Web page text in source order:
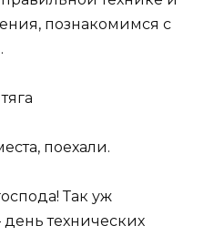
познакомимся с
поехали.
Так уж
день технических